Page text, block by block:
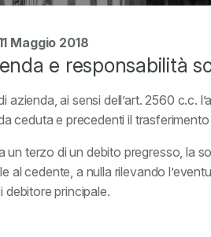
Maggio 2018
e responsabilità
azienda, ai sensi dell’art. 2560 c.c.
ceduta e precedenti il
un terzo di un debito pregresso, la
al cedente, a nulla rilevando
debitore principale.